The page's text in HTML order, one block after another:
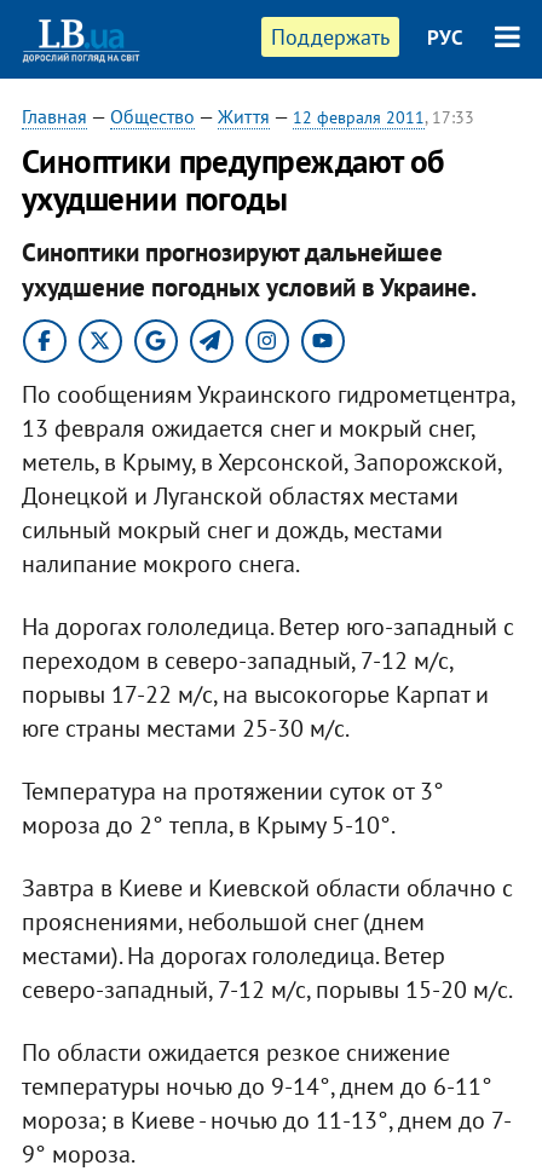
Поддержать РУС
Главная — Общество — Життя — 12 февраля 2011, 17:33
Синоптики предупреждают об
ухудшении погоды
Синоптики прогнозируют дальнейшее
ухудшение погодных условий в Украине.
По сообщениям Украинского гидрометцентра,
13 февраля ожидается снег и мокрый снег,
метель, в Крыму, в Херсонской, Запорожской,
Донецкой и Луганской областях местами
сильный мокрый снег и дождь, местами
налипание мокрого снега.
На дорогах гололедица. Ветер юго-западный с
переходом в северо-западный, 7-12 м/с,
порывы 17-22 м/с, на высокогорье Карпат и
юге страны местами 25-30 м/с.
Температура на протяжении суток от 3°
мороза до 2° тепла, в Крыму 5-10°.
Завтра в Киеве и Киевской области облачно с
прояснениями, небольшой снег (днем
местами). На дорогах гололедица. Ветер
северо-западный, 7-12 м/с, порывы 15-20 м/с.
По области ожидается резкое снижение
температуры ночью до 9-14°, днем до 6-11°
мороза; в Киеве - ночью до 11-13°, днем до 7-
9° мороза.